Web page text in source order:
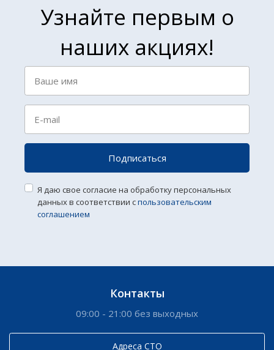
Узнайте первым о
наших акциях!
Подписаться
Я даю свое согласие на обработку персональных
данных в соответствии спользовательским
соглашением
Контакты
09:00 - 21:00 без выходных
Адреса СТО